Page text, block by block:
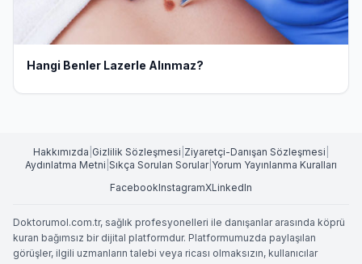
Hangi Benler Lazerle Alınmaz?
Hakkımızda Gizlilik Sözleşmesi Ziyaretçi-Danışan Sözleşmesi
Aydınlatma Metni Sıkça Sorulan Sorular| Yorum Yayınlanma Kuralları
FacebookInstagramXLinkedIn
Doktorumol.com.tr, sağlık profesyonelleri ile danışanlar arasında köprü
kuran bağımsız bir dijital platformdur. Platformumuzda paylaşılan
görüşler, ilgili uzmanların talebi veya ricası olmaksızın, kullanıcılar